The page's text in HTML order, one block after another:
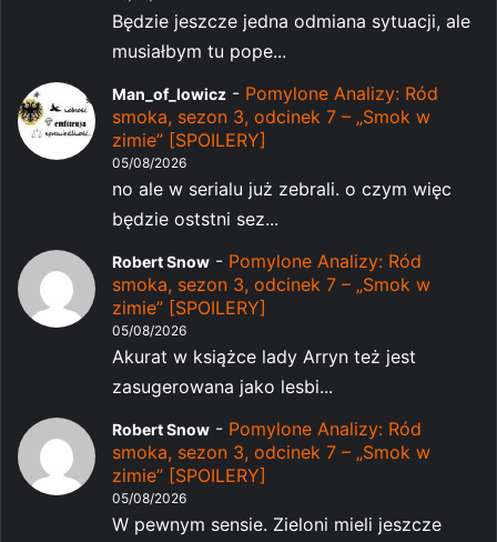
Będzie jeszcze jedna odmiana sytuacji, ale
musiałbym tu pope...
Man_of_lowicz - Pomylone Analizy: Ród
smoka, sezon 3, odcinek 7 – „Smok w
zimie” [SPOILERY]
05/08/2026
no ale w serialu już zebrali. o czym więc
będzie oststni sez...
Robert Snow - Pomylone Analizy: Ród
smoka, sezon 3, odcinek 7 – „Smok w
zimie” [SPOILERY]
05/08/2026
Akurat w książce lady Arryn też jest
zasugerowana jako lesbi...
Robert Snow - Pomylone Analizy: Ród
smoka, sezon 3, odcinek 7 – „Smok w
zimie” [SPOILERY]
05/08/2026
W pewnym sensie. Zieloni mieli jeszcze